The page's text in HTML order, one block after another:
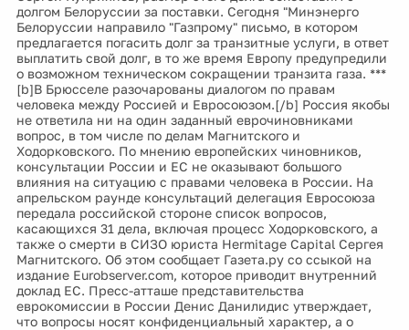
долгом Белоруссии за поставки. Сегодня "Минэнерго
Белоруссии направило "Газпрому" письмо, в котором
предлагается погасить долг за транзитные услуги, в ответ
выплатить свой долг, в то же время Европу предупредили
о возможном техническом сокращении транзита газа. ***
[b]В Брюсселе разочарованы диалогом по правам
человека между Россией и Евросоюзом.[/b] Россия якобы
не ответила ни на один заданный еврочиновниками
вопрос, в том числе по делам Магнитского и
Ходорковского. По мнению европейских чиновников,
консультации России и ЕС не оказывают большого
влияния на ситуацию с правами человека в России. На
апрельском раунде консультаций делегация Евросоюза
передала российской стороне список вопросов,
касающихся 31 дела, включая процесс Ходорковского, а
также о смерти в СИЗО юриста Hermitage Capital Сергея
Магнитского. Об этом сообщает Газета.ру со ссыкой на
издание Eurobserver.com, которое приводит внутренний
доклад ЕС. Пресс-атташе представительства
еврокомиссии в России Денис Данилидис утверждает,
что вопросы носят конфиденциальный характер, а о